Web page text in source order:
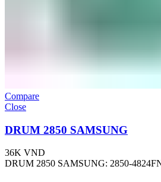
Compare
Close
DRUM 2850 SAMSUNG
36K VND
DRUM 2850 SAMSUNG: 2850-